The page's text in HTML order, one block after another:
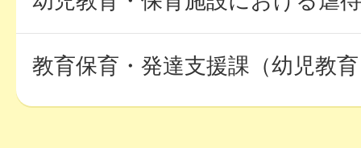
教育保育・発達支援課（幼児教